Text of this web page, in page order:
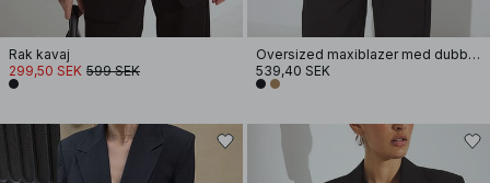
Rak kavaj
299,50 SEK 599 SEK
Oversized maxiblazer med dubbelknäppning
539,40 SEK